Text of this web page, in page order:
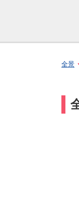
全景